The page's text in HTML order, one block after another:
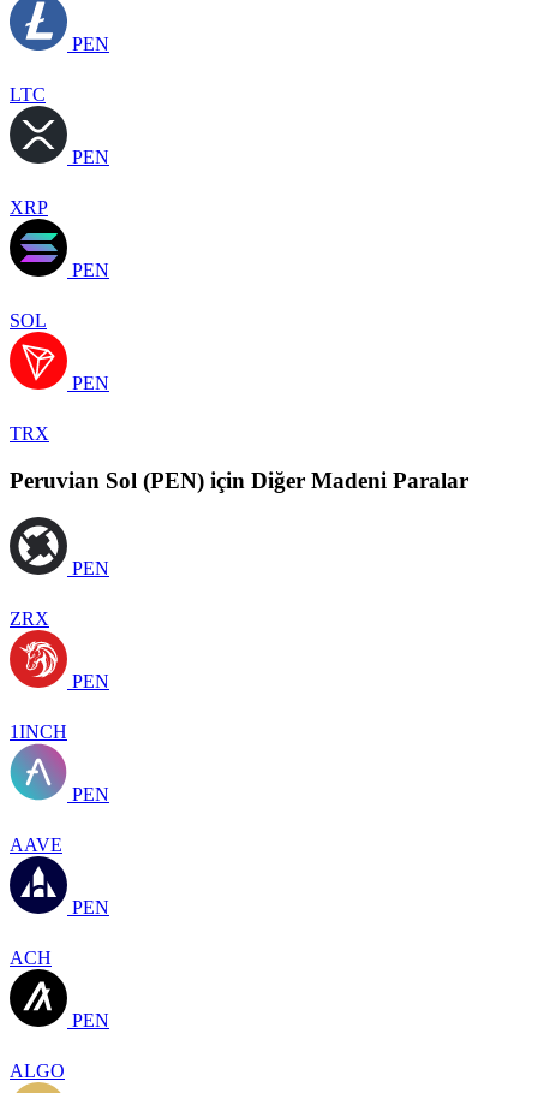
PEN
LTC
PEN
XRP
PEN
SOL
PEN
TRX
Peruvian Sol (PEN) için Diğer Madeni Paralar
PEN
ZRX
PEN
1INCH
PEN
AAVE
PEN
ACH
PEN
ALGO